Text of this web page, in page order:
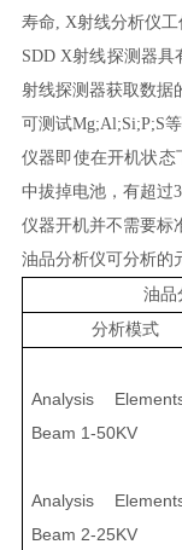
寿命 , X射线分析仪
SDD X射线探测器具
射线探测器获取数据
可测试Mg;Al;Si;P;S等
仪器即使在开机状
中拔掉电池，有超过
仪器开机并不需要标
油品分析仪可分析的
油品
分析模式
Analysis
Beam 1-50KV
Analysis
Beam 2-25KV